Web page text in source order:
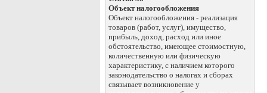
Объект налогообложения
Объект налогообложения - реализация
товаров (работ, услуг), имущество,
прибыль, доход, расход или иное
обстоятельство, имеющее стоимостную,
количественную или физическую
характеристику, с наличием которого
законодательство о налогах и сборах
связывает возникновение у